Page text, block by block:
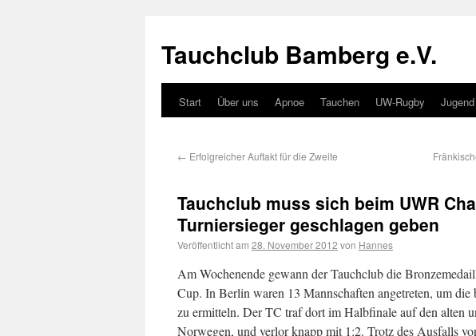
Tauchclub Bamberg e.V.
Start Über uns Apnoe Tauchen UW-Rugby Jugend
← Erfolgreicher Auftakt für die Zweite
Tauchclub muss sich beim UWR
Turniersieger geschlagen geben
Veröffentlicht am 28. November 2012 von Hannes
Am Wochenende gewann der Tauchclub die
Cup. In Berlin waren 13 Mannschaften angetreten, um
zu ermitteln. Der TC traf dort im Halbfinale auf den alten
Norwegen, und verlor knapp mit 1:2. Trotz des Ausfalls